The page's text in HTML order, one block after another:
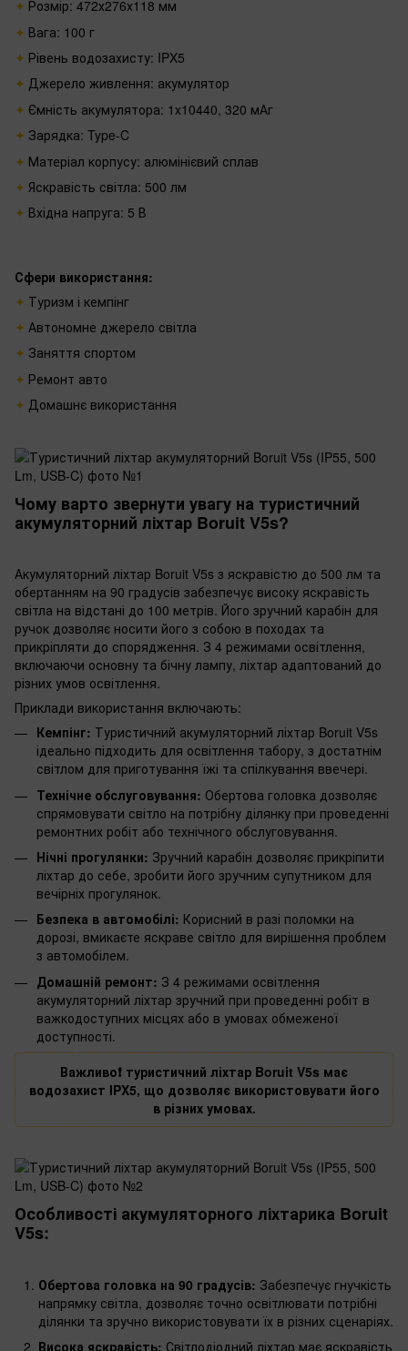
Розмір: 472х276х118 мм
Вага: 100 г
Рівень водозахисту: IPX5
Джерело живлення: акумулятор
Ємність акумулятора: 1x10440, 320 мАг
Зарядка: Type-C
Матеріал корпусу: алюмінієвий сплав
Яскравість світла: 500 лм
Вхідна напруга: 5 В
Сфери використання‌:
Туризм і кемпінг‌
Автономне джерело світла
Заняття спортом
Ремонт авто
Домашнє використання‌
Чому варто звернути увагу на туристичний
акумуляторний ліхтар Boruit V5s?
Акумуляторний ліхтар Boruit V5s з яскравістю до 500 лм та
обертанням на 90 градусів забезпечує високу яскравість
світла на відстані до 100 метрів. Його зручний карабін для
ручок дозволяє носити його з собою в походах та
прикріпляти до спорядження. З 4 режимами освітлення,
включаючи основну та бічну лампу, ліхтар адаптований до
різних умов освітлення.
Приклади використання включають:
Кемпінг: Туристичний акумуляторний ліхтар Boruit V5s
ідеально підходить для освітлення табору, з достатнім
світлом для приготування їжі та спілкування ввечері.
Технічне обслуговування: Обертова головка дозволяє
спрямовувати світло на потрібну ділянку при проведенні
ремонтних робіт або технічного обслуговування.
Нічні прогулянки: Зручний карабін дозволяє прикріпити
ліхтар до себе, зробити його зручним супутником для
вечірніх прогулянок.
Безпека в автомобілі: Корисний в разі поломки на
дорозі, вмикаєте яскраве світло для вирішення проблем
з автомобілем.
Домашній ремонт: З 4 режимами освітлення
акумуляторний ліхтар зручний при проведенні робіт в
важкодоступних місцях або в умовах обмеженої
доступності.
Важливо❗️ туристичний ліхтар Boruit V5s має
водозахист IPX5, що дозволяє використовувати його
в різних умовах.
Особливості акумуляторного ліхтарика Boruit
V5s:
Обертова головка на 90 градусів: Забезпечує гнучкість
напрямку світла, дозволяє точно освітлювати потрібні
ділянки та зручно використовувати їх в різних сценаріях.
Висока яскравість: Світлодіодний ліхтар має яскравість